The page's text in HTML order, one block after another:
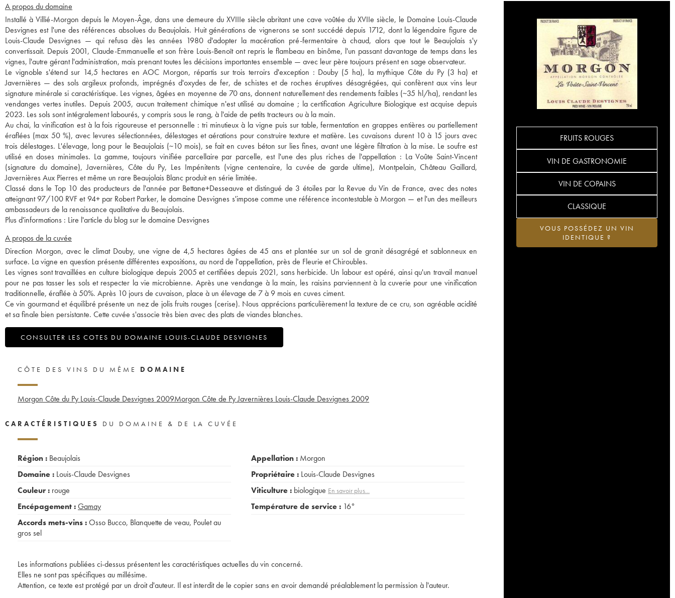
A propos du domaine
Installé à Villié-Morgon depuis le Moyen-Âge, dans une demeure du XVIIIe siècle abritant une cave voûtée du XVIIe siècle, le Domaine Louis-Claude
Desvignes est l'une des références absolues du Beaujolais. Huit générations de vignerons se sont succédé depuis 1712, dont la légendaire figure de
Louis-Claude Desvignes — qui refusa dès les années 1980 d'adopter la macération pré-fermentaire à chaud, alors que tout le Beaujolais s'y
convertissait. Depuis 2001, Claude-Emmanuelle et son frère Louis-Benoît ont repris le flambeau en binôme, l'un passant davantage de temps dans les
vignes, l'autre gérant l'administration, mais prenant toutes les décisions importantes ensemble — avec leur père toujours présent en sage observateur.
Le vignoble s'étend sur 14,5 hectares en AOC Morgon, répartis sur trois terroirs d'exception : Douby (5 ha), la mythique Côte du Py (3 ha) et
Javernières — des sols argileux profonds, imprégnés d'oxydes de fer, de schistes et de roches éruptives désagrégées, qui confèrent aux vins leur
signature minérale si caractéristique. Les vignes, âgées en moyenne de 70 ans, donnent naturellement des rendements faibles (~35 hl/ha), rendant les
vendanges vertes inutiles. Depuis 2005, aucun traitement chimique n'est utilisé au domaine ; la certification Agriculture Biologique est acquise depuis
2023. Les sols sont intégralement labourés, y compris sous le rang, à l'aide de petits tracteurs ou à la main.
Au chai, la vinification est à la fois rigoureuse et personnelle : tri minutieux à la vigne puis sur table, fermentation en grappes entières ou partiellement
éraflées (max 50 %), avec levures sélectionnées, délestages et aérations pour construire texture et matière. Les cuvaisons durent 10 à 15 jours avec
trois délestages. L'élevage, long pour le Beaujolais (~10 mois), se fait en cuves béton sur lies fines, avant une légère filtration à la mise. Le soufre est
utilisé en doses minimales. La gamme, toujours vinifiée parcellaire par parcelle, est l'une des plus riches de l'appellation : La Voûte Saint-Vincent
(signature du domaine), Javernières, Côte du Py, Les Impénitents (vigne centenaire, la cuvée de garde ultime), Montpelain, Château Gaillard,
Javernières Aux Pierres et même un rare Beaujolais Blanc produit en série limitée.
Classé dans le Top 10 des producteurs de l'année par Bettane+Desseauve et distingué de 3 étoiles par la Revue du Vin de France, avec des notes
atteignant 97/100 RVF et 94+ par Robert Parker, le domaine Desvignes s'impose comme une référence incontestable à Morgon — et l'un des meilleurs
ambassadeurs de la renaissance qualitative du Beaujolais.
Plus d'informations : Lire l'article du blog sur le domaine Desvignes
A propos de la cuvée
Direction Morgon, avec le climat Douby, une vigne de 4,5 hectares âgées de 45 ans et plantée sur un sol de granit désagrégé et sablonneux en
surface. La vigne en question présente différentes expositions, au nord de l'appellation, près de Fleurie et Chiroubles.
Les vignes sont travaillées en culture biologique depuis 2005 et certifiées depuis 2021, sans herbicide. Un labour est opéré, ainsi qu'un travail manuel
pour ne pas tasser les sols et respecter la vie microbienne. Après une vendange à la main, les raisins parviennent à la cuverie pour une vinification
traditionnelle, éraflée à 50%. Après 10 jours de cuvaison, place à un élevage de 7 à 9 mois en cuves ciment.
Ce vin gourmand et équilibré présente un nez de jolis fruits rouges (cerise). Nous apprécions particulièrement la texture de ce cru, son agréable acidité
et sa finale bien persistante. Cette cuvée s'associe très bien avec des plats de viandes blanches.
CONSULTER LES COTES DU DOMAINE LOUIS-CLAUDE DESVIGNES
FRUITS ROUGES
VIN DE GASTRONOMIE
VIN DE COPAINS
CLASSIQUE
VOUS POSSÉDEZ UN VIN
IDENTIQUE ?
CÔTE DES VINS DU MÊME DOMAINE
Morgon Côte du Py Louis-Claude Desvignes 2009Morgon Côte de Py Javernières Louis-Claude Desvignes 2009
CARACTÉRISTIQUES DU DOMAINE & DE LA CUVÉE
Région : Beaujolais
Domaine : Louis-Claude Desvignes
Couleur : rouge
Encépagement :Gamay
Accords mets-vins :Osso Bucco, Blanquette de veau, Poulet au
gros sel
Appellation : Morgon
Propriétaire : Louis-Claude Desvignes
Viticulture : biologique En savoir plus...
Température de service : 16°
Les informations publiées ci-dessus présentent les caractéristiques actuelles du vin concerné.
Elles ne sont pas spécifiques au millésime.
Attention, ce texte est protégé par un droit d'auteur. Il est interdit de le copier sans en avoir demandé préalablement la permission à l'auteur.